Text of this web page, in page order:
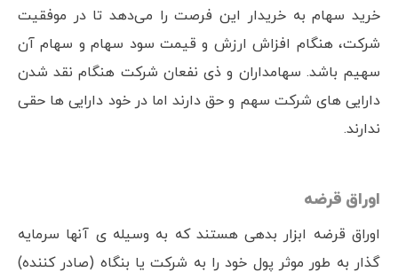
خرید سهام به خریدار این فرصت را می‌دهد تا در موفقیت
شرکت، هنگام افزاش ارزش و قیمت سود سهام و سهام آن
سهیم باشد. سهامداران و ذی نفعان شرکت هنگام نقد شدن
دارایی های شرکت سهم و حق دارند اما در خود دارایی ها حقی
ندارند.
اوراق قرضه
اوراق قرضه ابزار بدهی هستند که به وسیله ی آنها سرمایه
گذار به طور موثر پول خود را به شرکت یا بنگاه (صادر کننده)